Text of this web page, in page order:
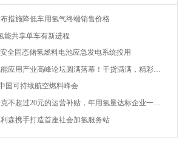
措施降低车用氢气终端销售价格
能共享单车有新进程
全固态储氢燃料电池应急发电系统投用
应用产业高峰论坛圆满落幕！干货满满，精彩瞬
国可持续航空燃料峰会
不超过20元的运营补贴，年用氢量达标企业一次
森携手打造首座社会加氢服务站
矿用刚性自卸车联合开发协议签署暨项目阶段开发